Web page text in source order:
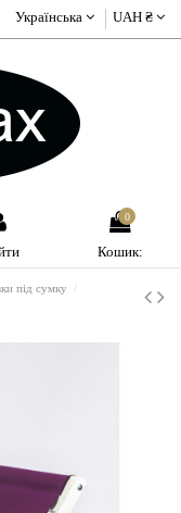
Українська UAH ₴
0
Кошик:
під сумку